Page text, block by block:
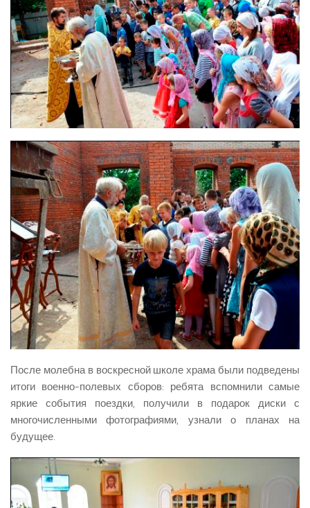
После молебна в воскресной школе храма были подведены
итоги военно-полевых сборов: ребята вспомнили самые
яркие события поездки, получили в подарок диски с
многочисленными фотографиями, узнали о планах на
будущее.